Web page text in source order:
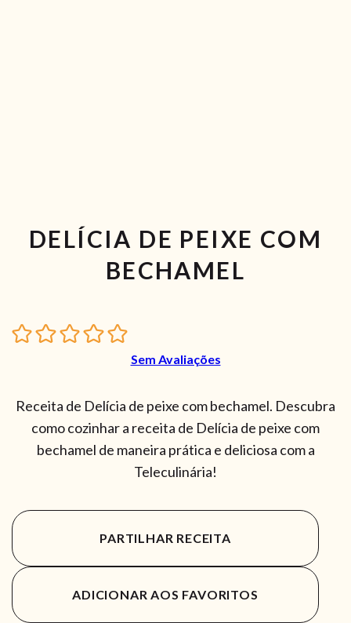
DELÍCIA DE PEIXE COM
BECHAMEL
Sem Avaliações
Receita de Delícia de peixe com bechamel. Descubra
como cozinhar a receita de Delícia de peixe com
bechamel de maneira prática e deliciosa com a
Teleculinária!
PARTILHAR RECEITA
ADICIONAR AOS FAVORITOS